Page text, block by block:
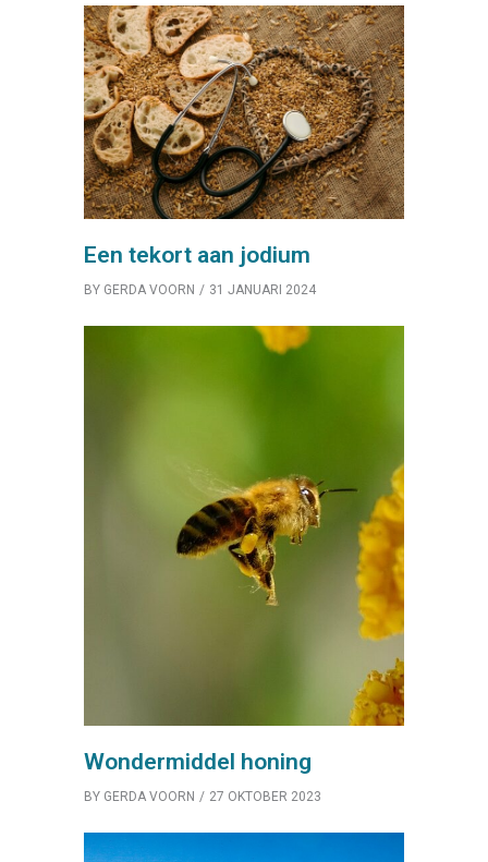
Een tekort aan jodium
BY GERDA VOORN 31 JANUARI 2024
Wondermiddel honing
BY GERDA VOORN 27 OKTOBER 2023